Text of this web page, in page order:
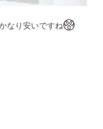
なり安いですね